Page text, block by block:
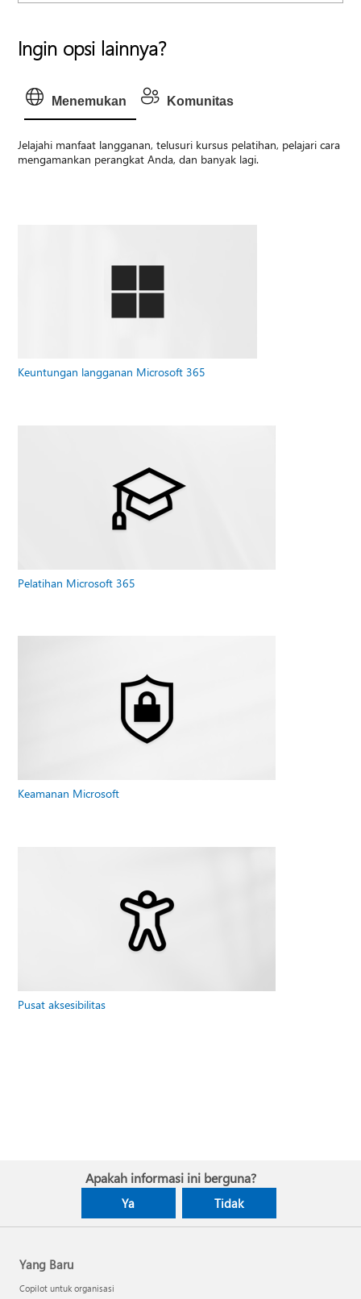
Ingin opsi lainnya?
Menemukan Komunitas
Jelajahi manfaat langganan, telusuri kursus pelatihan, pelajari cara
mengamankan perangkat Anda, dan banyak lagi.
Keuntungan langganan Microsoft 365
Pelatihan Microsoft 365
Keamanan Microsoft
Pusat aksesibilitas
Apakah informasi ini berguna?
Ya Tidak
Yang Baru
Copilot untuk organisasi